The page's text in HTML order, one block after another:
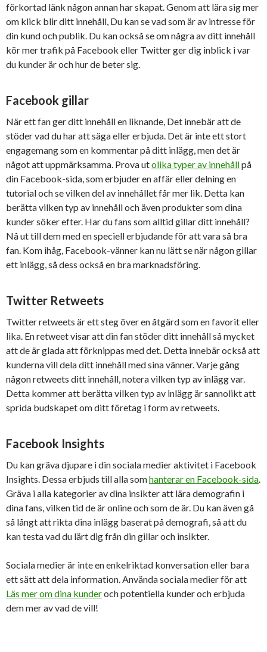
förkortad länk någon annan har skapat. Genom att lära sig mer
om klick blir ditt innehåll, Du kan se vad som är av intresse för
din kund och publik. Du kan också se om några av ditt innehåll
kör mer trafik på Facebook eller Twitter ger dig inblick i var
du kunder är och hur de beter sig.
Facebook gillar
När ett fan ger ditt innehåll en liknande, Det innebär att de
stöder vad du har att säga eller erbjuda. Det är inte ett stort
engagemang som en kommentar på ditt inlägg, men det är
något att uppmärksamma. Prova utolika typer av innehållpå
din Facebook-sida, som erbjuder en affär eller delning en
tutorial och se vilken del av innehållet får mer lik. Detta kan
berätta vilken typ av innehåll och även produkter som dina
kunder söker efter. Har du fans som alltid gillar ditt innehåll?
Nå ut till dem med en speciell erbjudande för att vara så bra
fan. Kom ihåg, Facebook-vänner kan nu lätt se när någon gillar
ett inlägg, så dess också en bra marknadsföring.
Twitter Retweets
Twitter retweets är ett steg över en åtgärd som en favorit eller
lika. En retweet visar att din fan stöder ditt innehåll så mycket
att de är glada att förknippas med det. Detta innebär också att
kunderna vill dela ditt innehåll med sina vänner. Varje gång
någon retweets ditt innehåll, notera vilken typ av inlägg var.
Detta kommer att berätta vilken typ av inlägg är sannolikt att
sprida budskapet om ditt företag i form av retweets.
Facebook Insights
Du kan gräva djupare i din sociala medier aktivitet i Facebook
Insights. Dessa erbjuds till alla somhanterar en Facebook-sida.
Gräva i alla kategorier av dina insikter att lära demografin i
dina fans, vilken tid de är online och som de är. Du kan även gå
så långt att rikta dina inlägg baserat på demografi, så att du
kan testa vad du lärt dig från din gillar och insikter.
Sociala medier är inte en enkelriktad konversation eller bara
ett sätt att dela information. Använda sociala medier för att
Läs mer om dina kunderoch potentiella kunder och erbjuda
dem mer av vad de vill!